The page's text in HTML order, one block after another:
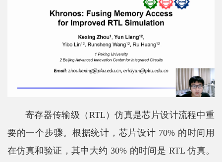
寄存器传输级（RTL）仿真是芯片设计流程中重
要的一个步骤。根据统计，芯片设计 70% 的时间用
在仿真和验证，其中大约 30% 的时间是 RTL 仿真。